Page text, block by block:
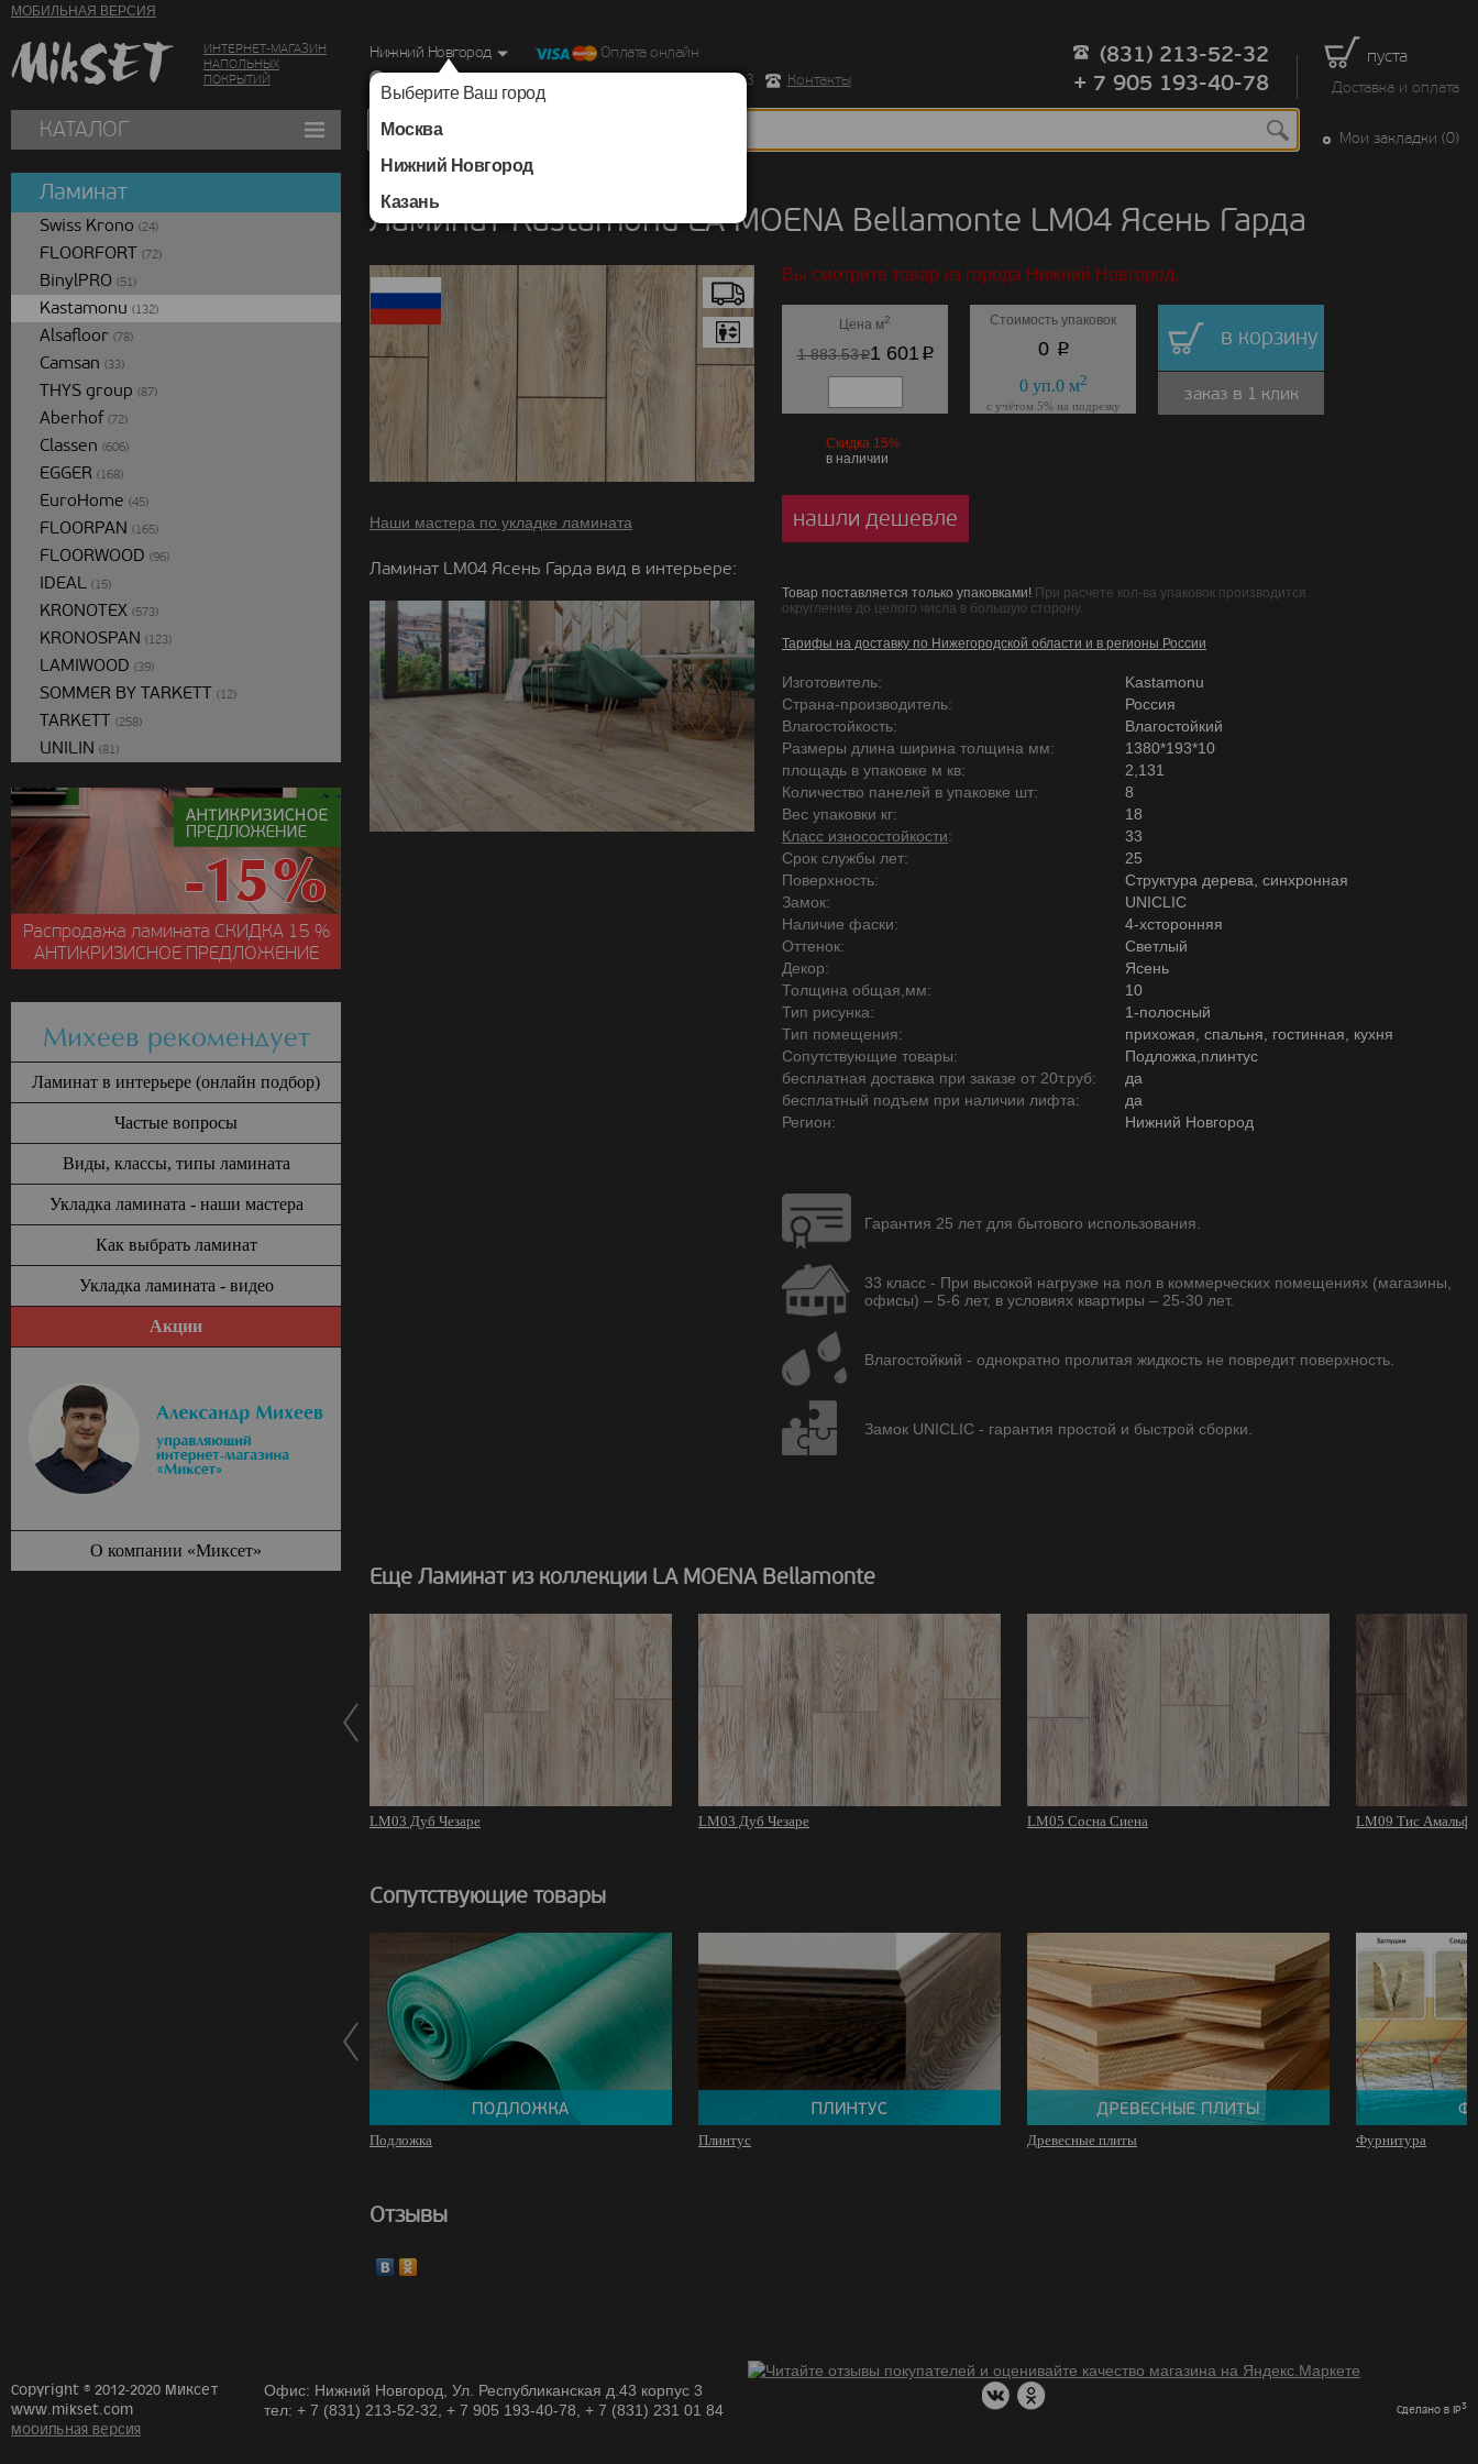
МОБИЛЬНАЯ ВЕРСИЯ
ИНТЕРНЕТ-МАГАЗИН
НАПОЛЬНЫХ
ПОКРЫТИЙ
пуста
Доставка и оплата
Нижний Новгород
Выберите Ваш город
Москва
Нижний Новгород
Казань
Оплата онлайн
г. Нижний Новгород, Ул. Республиканская д.43 корпус 3
Контакты
(831) 213-52-32
+ 7 905 193-40-78
КАТАЛОГ Мои закладки (0)
Ламинат Kastamonu LA MOENA Bellamonte LM04 Ясень Гарда
Наши мастера по укладке ламината
Ламинат LM04 Ясень Гарда вид в интерьере:
Вы смотрите товар из города Нижний Новгород.
Цена м2
1 883.53p1 601 p
Стоимость упаковок
0 p
0уп.0м2
с учётом 5% на подрезку
в корзину
заказ в 1 клик
Скидка 15%
в наличии
нашли дешевле
Товар поставляется только упаковками! При расчете кол-ва упаковок производится
округление до целого числа в большую сторону.
Тарифы на доставку по Нижегородской области и в регионы России
Изготовитель:
Kastamonu
Страна-производитель:
Россия
Влагостойкость:
Влагостойкий
Размеры длина ширина толщина мм:
1380*193*10
площадь в упаковке м кв:
2,131
Количество панелей в упаковке шт:
8
Вес упаковки кг:
18
Класс износостойкости:
33
Срок службы лет:
25
Поверхность:
Структура дерева, синхронная
Замок:
UNICLIC
Наличие фаски:
4-хсторонняя
Оттенок:
Светлый
Декор:
Ясень
Толщина общая,мм:
10
Тип рисунка:
1-полосный
Тип помещения:
прихожая, спальня, гостинная, кухня
Сопутствующие товары:
Подложка,плинтус
бесплатная доставка при заказе от 20т.руб:
да
бесплатный подъем при наличии лифта:
да
Регион:
Нижний Новгород
Гарантия 25 лет для бытового использования.
33 класс - При высокой нагрузке на пол в коммерческих помещениях (магазины,
офисы) – 5-6 лет, в условиях квартиры – 25-30 лет.
Влагостойкий - однократно пролитая жидкость не повредит поверхность.
Замок UNICLIC - гарантия простой и быстрой сборки.
Еще Ламинат из коллекции LA MOENA Bellamonte
LM03 Дуб Чезаре LM03 Дуб Чезаре LM05 Сосна Сиена LM09 Тис Амальфи
Сопутствующие товары
Подложка Плинтус Древесные плиты Фурнитура
Отзывы
Ламинат
Swiss Krono (24)
FLOORFORT (72)
BinylPRO (51)
Kastamonu (132)
Alsafloor (78)
Camsan (33)
THYS group (87)
Aberhof (72)
Classen (606)
EGGER (168)
EuroHome (45)
FLOORPAN (165)
FLOORWOOD (96)
IDEAL (15)
KRONOTEX (573)
KRONOSPAN (123)
LAMIWOOD (39)
SOMMER BY TARKETT (12)
TARKETT (258)
UNILIN (81)
Распродажа ламината СКИДКА15 %
АНТИКРИЗИСНОЕ ПРЕДЛОЖЕНИЕ
Михеев рекомендует
Ламинат в интерьере (онлайн подбор)
Частые вопросы
Виды, классы, типы ламината
Укладка ламината - наши мастера
Как выбрать ламинат
Укладка ламината - видео
Акции
О компании «Миксет»
Copyright © 2012-2020 Миксет
www.mikset.com
мобильная версия
Офис: Нижний Новгород, Ул. Республиканская д.43 корпус 3
тел: + 7 (831) 213-52-32, + 7 905 193-40-78, + 7 (831) 231 01 84
Сделано в IP3